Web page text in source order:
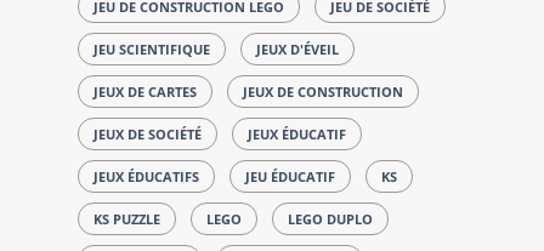
JEU DE CONSTRUCTION LEGO JEU DE SOCIÉTÉ
JEU SCIENTIFIQUE JEUX D'ÉVEIL
JEUX DE CARTES JEUX DE CONSTRUCTION
JEUX DE SOCIÉTÉ JEUX ÉDUCATIF
JEUX ÉDUCATIFS JEU ÉDUCATIF KS
KS PUZZLE LEGO LEGO DUPLO